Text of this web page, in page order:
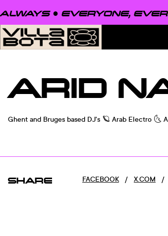
● EVERYONE,
ARID
Ghent and Bruges based DJ's 🪐 Arab Electro 🌜
SHARE FACEBOOK / X.COM /